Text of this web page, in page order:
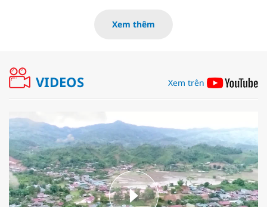
Xem thêm
VIDEOS Xem trên